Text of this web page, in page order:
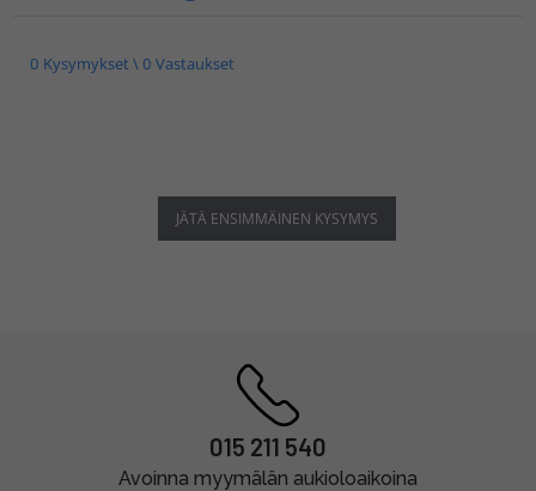
0 Kysymykset \ 0 Vastaukset
JÄTÄ ENSIMMÄINEN KYSYMYS
015 211 540
Avoinna myymälän aukioloaikoina